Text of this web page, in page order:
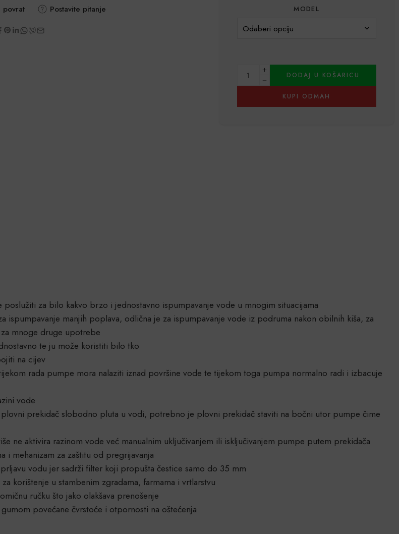
povrat Postavite pitanje MODEL
DODAJ U KOŠARICU
KUPI ODMAH
za bilo kakvo brzo i jednostavno ispumpavanje vode u mnogim situacijama
ispumpavanje manjih poplava, odlična je za ispumpavanje vode iz podruma nakon obilnih kiša, za
mnoge druge upotrebe
te ju može koristiti bilo tko
na cijev
rada pumpe mora nalaziti iznad površine vode te tijekom toga pumpa normalno radi i izbacuje
vode
prekidač slobodno pluta u vodi, potrebno je plovni prekidač staviti na bočni utor pumpe čime
ne aktivira razinom vode već manualnim uključivanjem ili isključivanjem pumpe putem prekidača
i mehanizam za zaštitu od pregrijavanja
vodu jer sadrži filter koji propušta čestice samo do 35 mm
korištenje u stambenim zgradama, farmama i vrtlarstvu
ručku što jako olakšava prenošenje
povećane čvrstoće i otpornosti na oštećenja